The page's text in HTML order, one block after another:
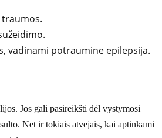
vadinami potraumine epilepsija.
Jos gali pasireikšti dėl vystymosi
Net ir tokiais atvejais, kai aptinkami